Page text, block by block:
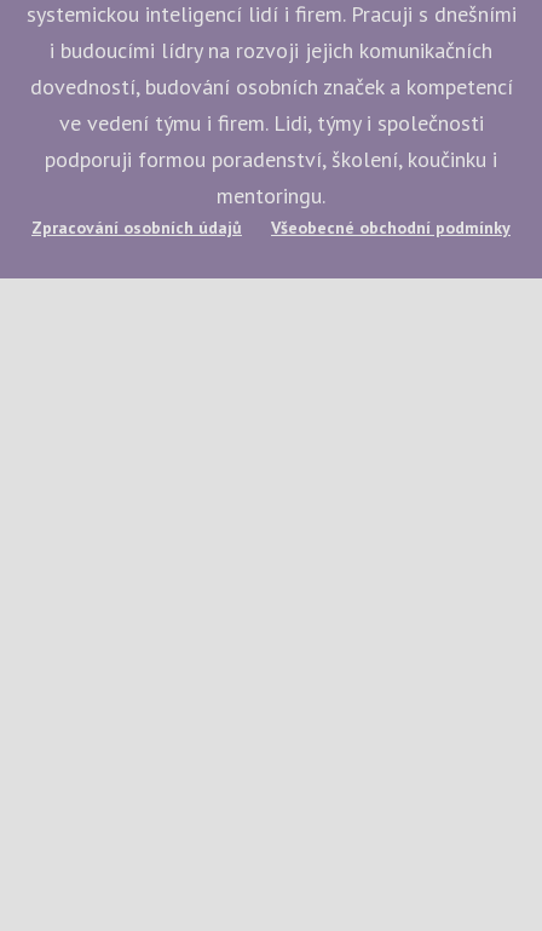
systemickou inteligencí lidí i firem. Pracuji s dnešními
i budoucími lídry na rozvoji jejich komunikačních
dovedností, budování osobních značek a kompetencí
ve vedení týmu i firem. Lidi, týmy i společnosti
podporuji formou poradenství, školení, koučinku i
mentoringu.
Zpracování osobních údajů Všeobecné obchodní podmínky